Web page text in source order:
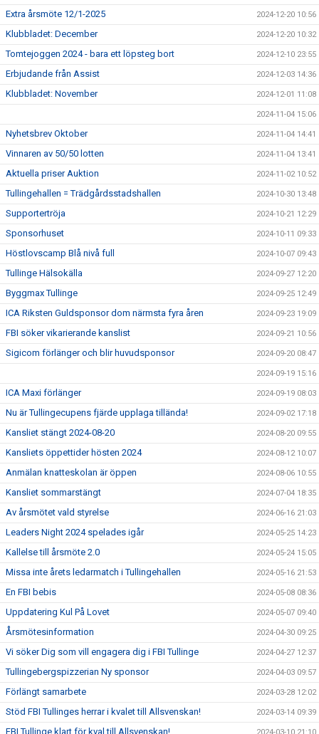
Extra årsmöte 12/1-2025 2024-12-20 10:56
Klubbladet: December 2024-12-20 10:32
Tomtejoggen 2024 - bara ett löpsteg bort 2024-12-10 23:55
Erbjudande från Assist 2024-12-03 14:36
Klubbladet: November 2024-12-01 11:08
2024-11-04 15:06
Nyhetsbrev Oktober 2024-11-04 14:41
Vinnaren av 50/50 lotten 2024-11-04 13:41
Aktuella priser Auktion 2024-11-02 10:52
Tullingehallen = Trädgårdsstadshallen 2024-10-30 13:48
Supportertröja 2024-10-21 12:29
Sponsorhuset 2024-10-11 09:33
Höstlovscamp Blå nivå full 2024-10-07 09:43
Tullinge Hälsokälla 2024-09-27 12:20
Byggmax Tullinge 2024-09-25 12:49
ICA Riksten Guldsponsor dom närmsta fyra åren 2024-09-23 19:09
FBI söker vikarierande kanslist 2024-09-21 10:56
Sigicom förlänger och blir huvudsponsor 2024-09-20 08:47
2024-09-19 15:16
ICA Maxi förlänger 2024-09-19 08:03
Nu är Tullingecupens fjärde upplaga tillända! 2024-09-02 17:18
Kansliet stängt 2024-08-20 2024-08-20 09:55
Kansliets öppettider hösten 2024 2024-08-12 10:07
Anmälan knatteskolan är öppen 2024-08-06 10:55
Kansliet sommarstängt 2024-07-04 18:35
Av årsmötet vald styrelse 2024-06-16 21:03
Leaders Night 2024 spelades igår 2024-05-25 14:23
Kallelse till årsmöte 2.0 2024-05-24 15:05
Missa inte årets ledarmatch i Tullingehallen 2024-05-16 21:53
En FBI bebis 2024-05-08 08:36
Uppdatering Kul På Lovet 2024-05-07 09:40
Årsmötesinformation 2024-04-30 09:25
Vi söker Dig som vill engagera dig i FBI Tullinge 2024-04-27 12:37
Tullingebergspizzerian Ny sponsor 2024-04-03 09:57
Förlängt samarbete 2024-03-28 12:02
Stöd FBI Tullinges herrar i kvalet till Allsvenskan! 2024-03-14 09:39
FBI Tullinge klart för kval till Allsvenskan!